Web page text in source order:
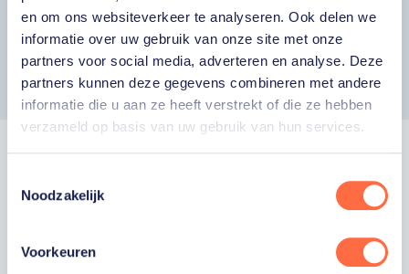
en om ons websiteverkeer te analyseren. Ook delen we
informatie over uw gebruik van onze site met onze
partners voor social media, adverteren en analyse. Deze
partners kunnen deze gegevens combineren met andere
informatie die u aan ze heeft verstrekt of die ze hebben
verzameld op basis van uw gebruik van hun services.
Noodzakelijk
Voorkeuren
Toon volledig programma
Word fan van
TeamNL